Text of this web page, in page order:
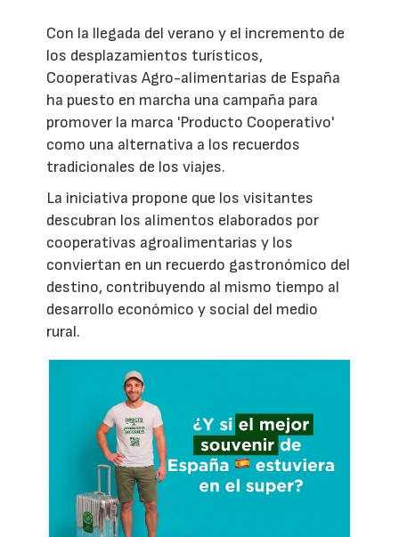
Con la llegada del verano y el incremento de
los desplazamientos turísticos,
Cooperativas Agro-alimentarias de España
ha puesto en marcha una campaña para
promover la marca 'Producto Cooperativo'
como una alternativa a los recuerdos
tradicionales de los viajes.
La iniciativa propone que los visitantes
descubran los alimentos elaborados por
cooperativas agroalimentarias y los
conviertan en un recuerdo gastronómico del
destino, contribuyendo al mismo tiempo al
desarrollo económico y social del medio
rural.